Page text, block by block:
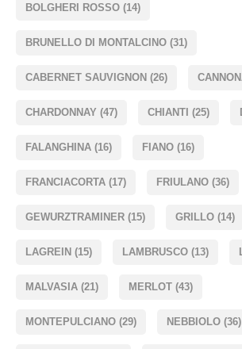
BOLGHERI ROSSO (14)
BRUNELLO DI MONTALCINO (31)
CABERNET SAUVIGNON (26)
CHARDONNAY (47) CHIANTI (25)
FALANGHINA (16) FIANO (16)
FRANCIACORTA (17) FRIULANO (36)
GEWURZTRAMINER (15) GRILLO (14)
LAGREIN (15) LAMBRUSCO (13)
MALVASIA (21) MERLOT (43)
MONTEPULCIANO (29) NEBBIOLO (36)